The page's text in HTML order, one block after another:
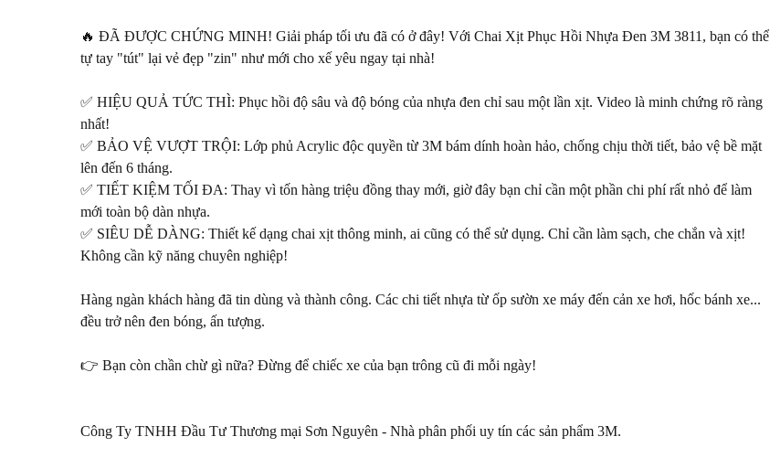
🔥 ĐÃ ĐƯỢC CHỨNG MINH! Giải pháp tối ưu đã có ở đây! Với Chai Xịt Phục Hồi Nhựa Đen 3M 3811, bạn có thể
tự tay "tút" lại vẻ đẹp "zin" như mới cho xế yêu ngay tại nhà!
✅ HIỆU QUẢ TỨC THÌ: Phục hồi độ sâu và độ bóng của nhựa đen chỉ sau một lần xịt. Video là minh chứng rõ ràng
nhất!
✅ BẢO VỆ VƯỢT TRỘI: Lớp phủ Acrylic độc quyền từ 3M bám dính hoàn hảo, chống chịu thời tiết, bảo vệ bề mặt
lên đến 6 tháng.
✅ TIẾT KIỆM TỐI ĐA: Thay vì tốn hàng triệu đồng thay mới, giờ đây bạn chỉ cần một phần chi phí rất nhỏ để làm
mới toàn bộ dàn nhựa.
✅ SIÊU DỄ DÀNG: Thiết kế dạng chai xịt thông minh, ai cũng có thể sử dụng. Chỉ cần làm sạch, che chắn và xịt!
Không cần kỹ năng chuyên nghiệp!
Hàng ngàn khách hàng đã tin dùng và thành công. Các chi tiết nhựa từ ốp sườn xe máy đến cản xe hơi, hốc bánh xe...
đều trở nên đen bóng, ấn tượng.
👉 Bạn còn chần chừ gì nữa? Đừng để chiếc xe của bạn trông cũ đi mỗi ngày!
Công Ty TNHH Đầu Tư Thương mại Sơn Nguyên - Nhà phân phối uy tín các sản phẩm 3M.